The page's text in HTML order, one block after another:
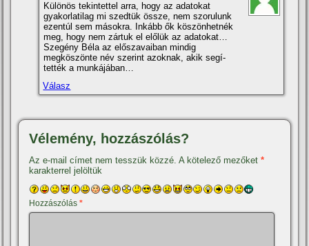
Különös tekintettel arra, hogy az adatokat
gyakorlatilag mi szedtük össze, nem szorulunk
ezentúl sem másokra. Inkább ők köszönhetnék
meg, hogy nem zártuk el előlük az adatokat…
Szegény Béla az előszavaiban mindig
megköszönte név szerint azoknak, akik segí­
tették a munkájában…
Válasz
Vélemény, hozzászólás?
Az e-mail címet nem tesszük közzé. A kötelező mezőket*
karakterrel jelöltük
Hozzászólás*